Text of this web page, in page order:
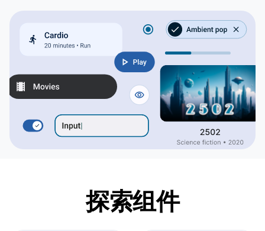
探索组件